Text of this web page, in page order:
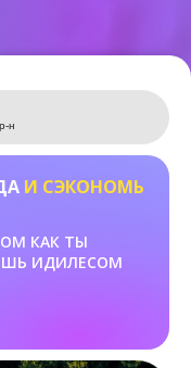
Leaflet
н
И СЭКОНОМЬ
КАК ТЫ
ИДИЛЕСОМ